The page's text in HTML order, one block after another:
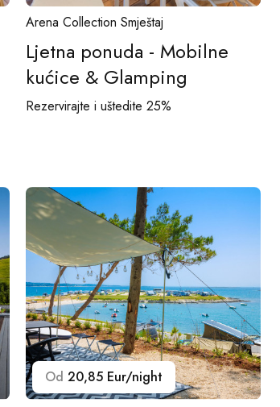
Arena Collection Smještaj
Ljetna ponuda - Mobilne
kućice & Glamping
Rezervirajte i uštedite 25%
Od 20,85 Eur/night